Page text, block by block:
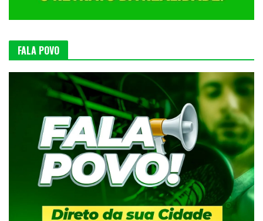
FALA POVO